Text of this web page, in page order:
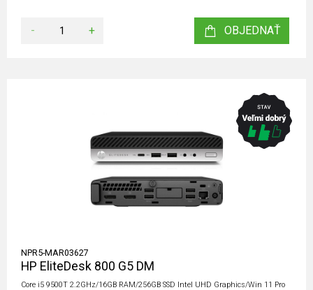
- + OBJEDNAŤ
NPR5-MAR03627
HP EliteDesk 800 G5 DM
Core i5 9500T 2.2GHz/16GB RAM/256GB SSD Intel UHD Graphics/Win 11 Pro